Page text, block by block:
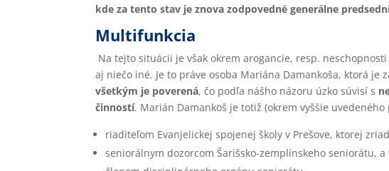
kde za tento stav je znova zodpovedné generálne
Multifunkcia
Na tejto situácii je však okrem arogancie, resp.
aj niečo iné. Je to práve osoba Mariána Damankoša, ktorá je
všetkým je poverená, čo podľa nášho názoru úzko súvisí s
činností. Marián Damankoš je totiž (okrem vyššie uvedeného
riaditeľom Evanjelickej spojenej školy v Prešove, ktorej
seniorálnym dozorcom Šarišsko-zemplínskeho seniorátu,